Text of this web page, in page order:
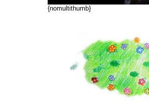
{nomultithumb}